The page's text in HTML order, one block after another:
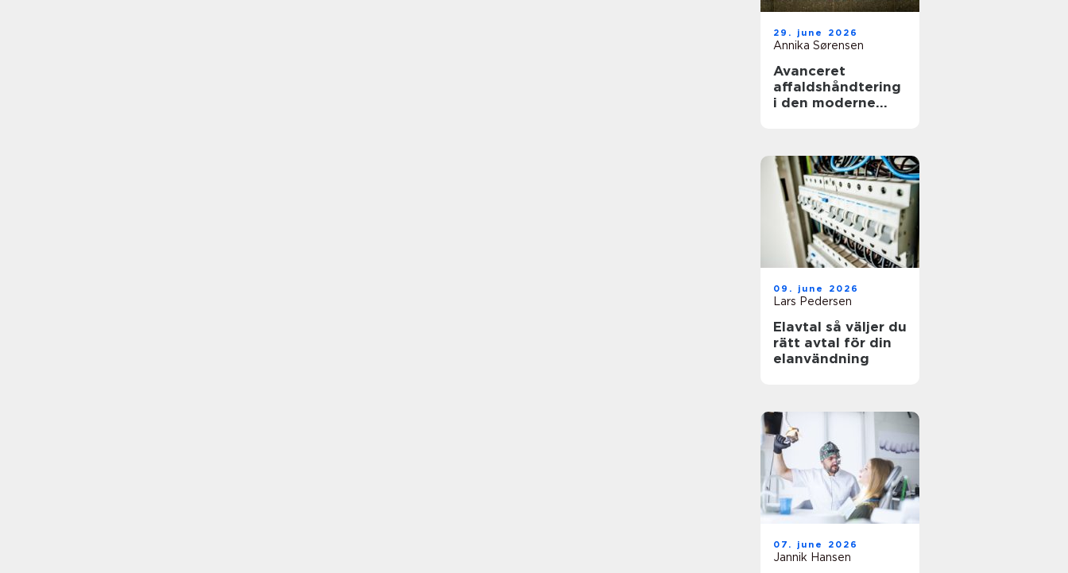
29. june 2026
Annika Sørensen
Avanceret
affaldshåndtering
i den moderne
09. june 2026
Lars Pedersen
Elavtal så väljer du
rätt avtal för din
elanvändning
07. june 2026
Jannik Hansen